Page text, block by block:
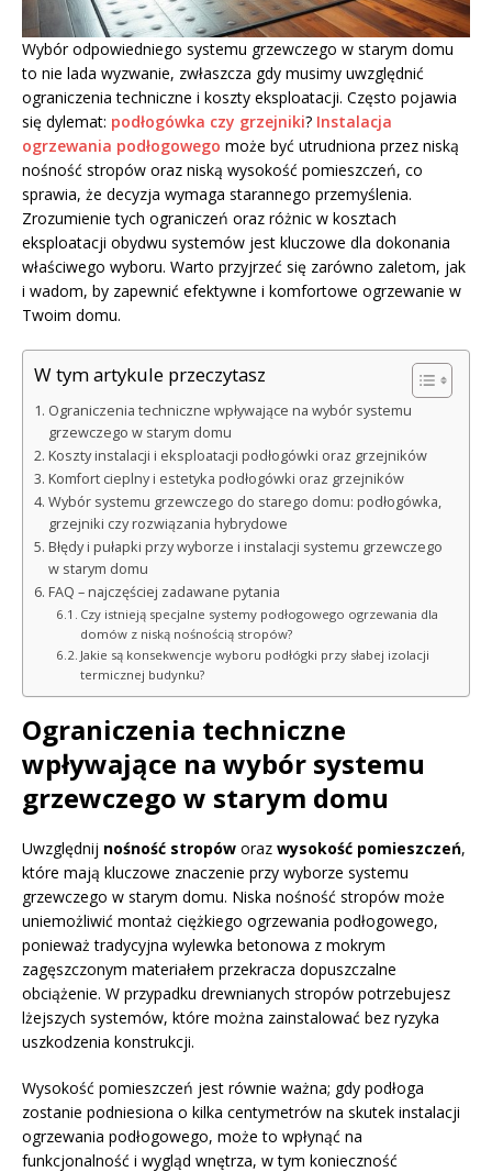
Wybór odpowiedniego systemu grzewczego w starym domu
to nie lada wyzwanie, zwłaszcza gdy musimy uwzględnić
ograniczenia techniczne i koszty eksploatacji. Często pojawia
się dylemat: podłogówka czy grzejniki? Instalacja
ogrzewania podłogowego może być utrudniona przez niską
nośność stropów oraz niską wysokość pomieszczeń, co
sprawia, że decyzja wymaga starannego przemyślenia.
Zrozumienie tych ograniczeń oraz różnic w kosztach
eksploatacji obydwu systemów jest kluczowe dla dokonania
właściwego wyboru. Warto przyjrzeć się zarówno zaletom, jak
i wadom, by zapewnić efektywne i komfortowe ogrzewanie w
Twoim domu.
W tym artykule przeczytasz
Ograniczenia techniczne wpływające na wybór systemu
grzewczego w starym domu
Koszty instalacji i eksploatacji podłogówki oraz grzejników
Komfort cieplny i estetyka podłogówki oraz grzejników
Wybór systemu grzewczego do starego domu: podłogówka,
grzejniki czy rozwiązania hybrydowe
Błędy i pułapki przy wyborze i instalacji systemu grzewczego
w starym domu
FAQ – najczęściej zadawane pytania
Czy istnieją specjalne systemy podłogowego ogrzewania dla
domów z niską nośnością stropów?
Jakie są konsekwencje wyboru podłógki przy słabej izolacji
termicznej budynku?
Ograniczenia techniczne
wpływające na wybór systemu
grzewczego w starym domu
Uwzględnij nośność stropów oraz wysokość pomieszczeń,
które mają kluczowe znaczenie przy wyborze systemu
grzewczego w starym domu. Niska nośność stropów może
uniemożliwić montaż ciężkiego ogrzewania podłogowego,
ponieważ tradycyjna wylewka betonowa z mokrym
zagęszczonym materiałem przekracza dopuszczalne
obciążenie. W przypadku drewnianych stropów potrzebujesz
lżejszych systemów, które można zainstalować bez ryzyka
uszkodzenia konstrukcji.
Wysokość pomieszczeń jest równie ważna; gdy podłoga
zostanie podniesiona o kilka centymetrów na skutek instalacji
ogrzewania podłogowego, może to wpłynąć na
funkcjonalność i wygląd wnętrza, w tym konieczność